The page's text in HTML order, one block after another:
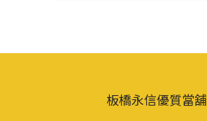
板橋永信優質當舖